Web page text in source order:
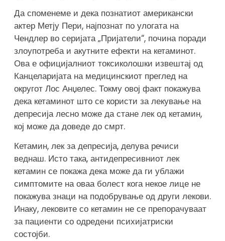
Да споменеме и дека познатиот американски
актер Метју Пери, најпознат по улогата на
Чендлер во серијата „Пријатели“, почина поради
злоупотреба и акутните ефекти на кетаминот.
Ова е официјалниот токсиколошки извештај од
Канцеларијата на медицинскиот преглед на
округот Лос Анџелес. Токму овој факт покажува
дека кетаминот што се користи за лекување на
депресија лесно може да стане лек од кетамин,
кој може да доведе до смрт.
Кетамин, лек за депресија, делува речиси
веднаш. Исто така, антидепресивниот лек
кетамин се покажа дека може да ги ублажи
симптомите на оваа болест кога некое лице не
покажува знаци на подобрување од други лекови.
Инаку, лековите со кетамин не се препорачуваат
за пациенти со одредени психијатриски
состојби.